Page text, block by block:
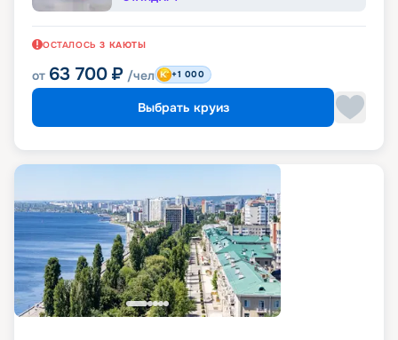
ОСТАЛОСЬ 3 КАЮТЫ
от 63 700 ₽ /чел +1 000
Выбрать круиз